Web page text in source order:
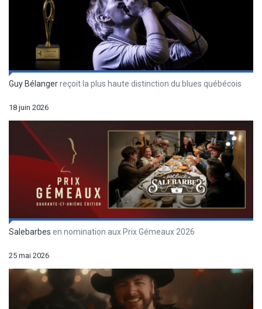
Guy Bélangerreçoit la plus haute distinction du blues québécois
18 juin 2026
Salebarbes en nomination aux Prix Gémeaux 2026
25 mai 2026